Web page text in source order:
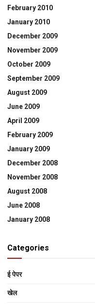
February 2010
January 2010
December 2009
November 2009
October 2009
September 2009
August 2009
June 2009
April 2009
February 2009
January 2009
December 2008
November 2008
August 2008
June 2008
January 2008
Categories
ई पेपर
खेल